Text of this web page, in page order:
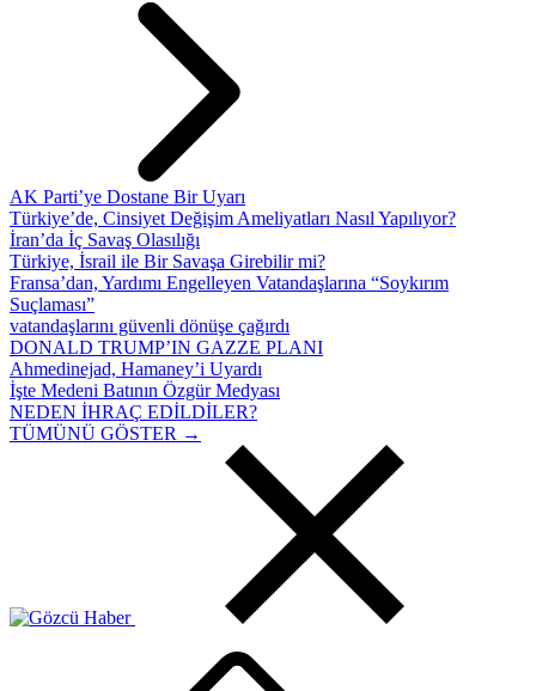
AK Parti’ye Dostane Bir Uyarı
Türkiye’de, Cinsiyet Değişim Ameliyatları Nasıl Yapılıyor?
İran’da İç Savaş Olasılığı
Türkiye, İsrail ile Bir Savaşa Girebilir mi?
Fransa’dan, Yardımı Engelleyen Vatandaşlarına “Soykırım
Suçlaması”
vatandaşlarını güvenli dönüşe çağırdı
DONALD TRUMP’IN GAZZE PLANI
Ahmedinejad, Hamaney’i Uyardı
İşte Medeni Batının Özgür Medyası
NEDEN İHRAÇ EDİLDİLER?
TÜMÜNÜ GÖSTER →